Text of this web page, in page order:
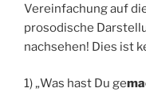
Vereinfachung auf
prosodische
nachsehen! Dies ist
1) „Was hast Du ge